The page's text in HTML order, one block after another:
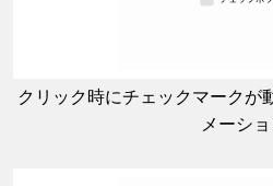
クリック時にチェックマークが
メーシ